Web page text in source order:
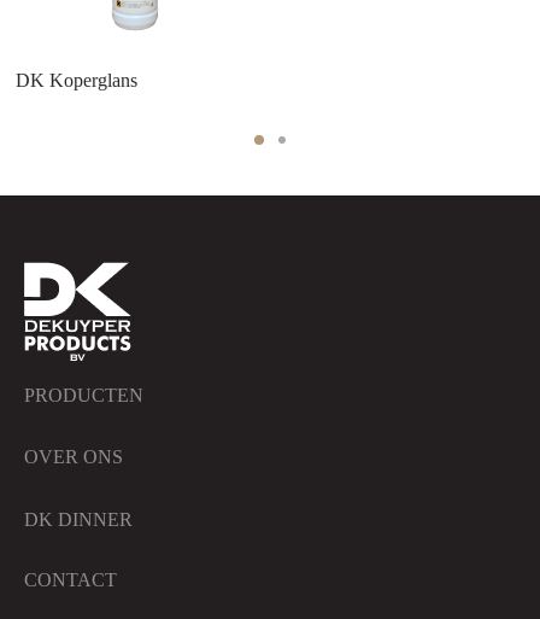
DK Koperglans
PRODUCTEN
OVER ONS
DK DINNER
CONTACT